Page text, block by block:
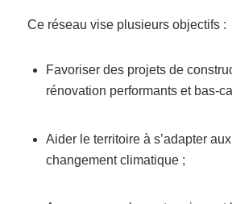
Ce réseau vise plusieurs objectifs :
Favoriser des projets de
rénovation performants et bas-
Aider le territoire à s’adapter
changement climatique ;